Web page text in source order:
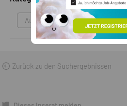
Autozubehör
Zurück zu den Suchergebnissen